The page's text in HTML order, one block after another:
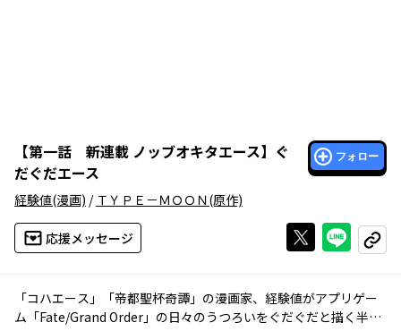
【第一話 新連載 ノッブオキタエース】 ぐ
だぐだエース
フォロー
経験値(漫画) / ＴＹＰＥ－ＭＯＯＮ(原作)
応援メッセージ Xで投稿する
ライン
コピー
「コハエース」「帝都聖杯奇譚」の漫画家、経験値がアプリゲー
ム「Fate/Grand Order」の日々のうつろいをぐだぐだと描く半実